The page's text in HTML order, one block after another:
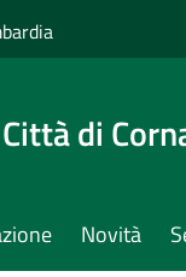
Città di
Novità